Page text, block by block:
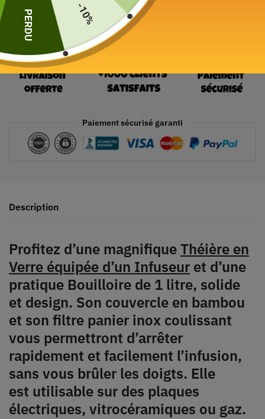
Paiement sécurisé garanti
Description
Profitez d’une magnifiqueThéière en
Verre équipée d’un Infuseur et d’une
pratique Bouilloire de 1 litre, solide
et design. Son couvercle en bambou
et son filtre panier inox coulissant
vous permettront d’arrêter
rapidement et facilement l’infusion,
sans vous brûler les doigts. Elle
est utilisable sur des plaques
électriques, vitrocéramiques ou gaz.
-10%
PERDU